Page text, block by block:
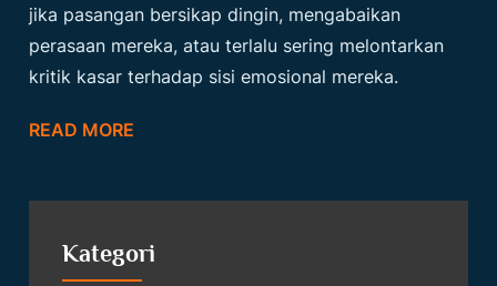
jika pasangan bersikap dingin, mengabaikan
perasaan mereka, atau terlalu sering melontarkan
kritik kasar terhadap sisi emosional mereka.
READ MORE
Kategori